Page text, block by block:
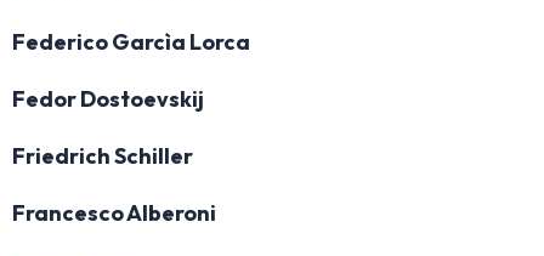
Federico Garcìa Lorca
Fedor Dostoevskij
Friedrich Schiller
Francesco Alberoni